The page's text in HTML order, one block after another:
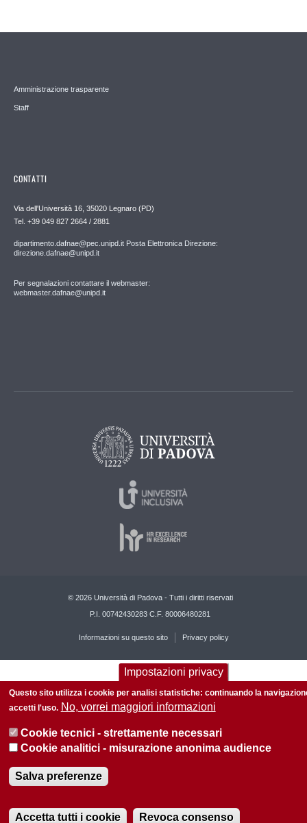
Amministrazione trasparente
Staff
CONTATTI
Via dell'Università 16, 35020 Legnaro (PD)
Tel. +39 049 827 2664 / 2881
dipartimento.dafnae@pec.unipd.it Posta Elettronica Direzione:
direzione.dafnae@unipd.it
Per segnalazioni contattare il webmaster:
webmaster.dafnae@unipd.it
© 2026 Università di Padova - Tutti i diritti riservati
P.I. 00742430283 C.F. 80006480281
Informazioni su questo sito Privacy policy
Impostazioni privacy
Questo sito utilizza i cookie per analisi statistiche: continuando la
accetti l'uso. No, vorrei maggiori informazioni
Cookie tecnici - strettamente necessari
Cookie analitici - misurazione anonima audience
Salva preferenze
Accetta tutti i cookie Revoca consenso